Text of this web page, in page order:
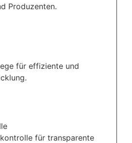
Produzenten.
für effiziente und
für transparente